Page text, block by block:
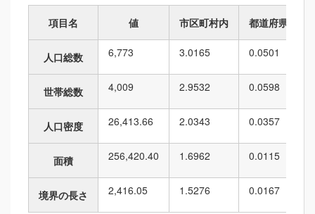
項目名 値 市区町村内 都道府県内
人口総数 6,773 3.0165 0.0501
世帯総数 4,009 2.9532 0.0598
人口密度 26,413.66 2.0343 0.0357
面積 256,420.40 1.6962 0.0115
境界の長さ 2,416.05 1.5276 0.0167